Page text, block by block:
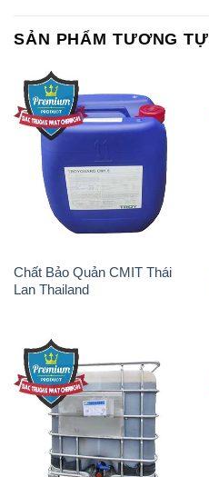
SẢN PHẨM TƯƠNG TỰ
Chất Bảo Quản CMIT Thái
Lan Thailand